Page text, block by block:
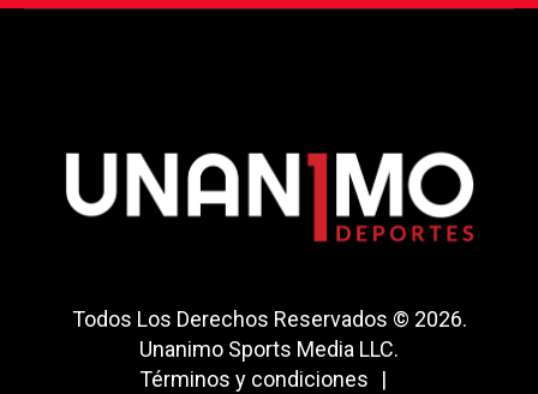
Todos Los Derechos Reservados © 2026.
Unanimo Sports Media LLC.
Términos y condiciones